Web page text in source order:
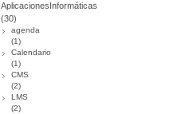
AplicacionesInformáticas
(30)
agenda
(1)
Calendario
(1)
CMS
(2)
LMS
(2)